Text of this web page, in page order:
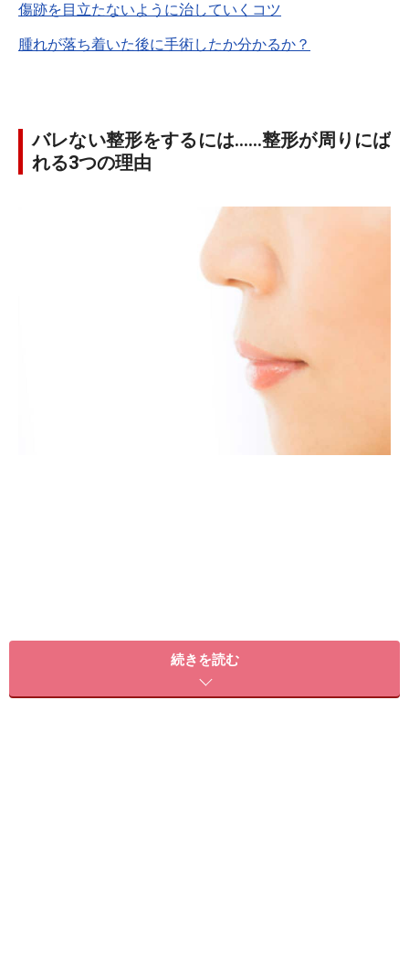
傷跡を目立たないように治していくコツ
腫れが落ち着いた後に手術したか分かるか？
バレない整形をするには……整形が周りにば
れる3つの理由
続きを読む